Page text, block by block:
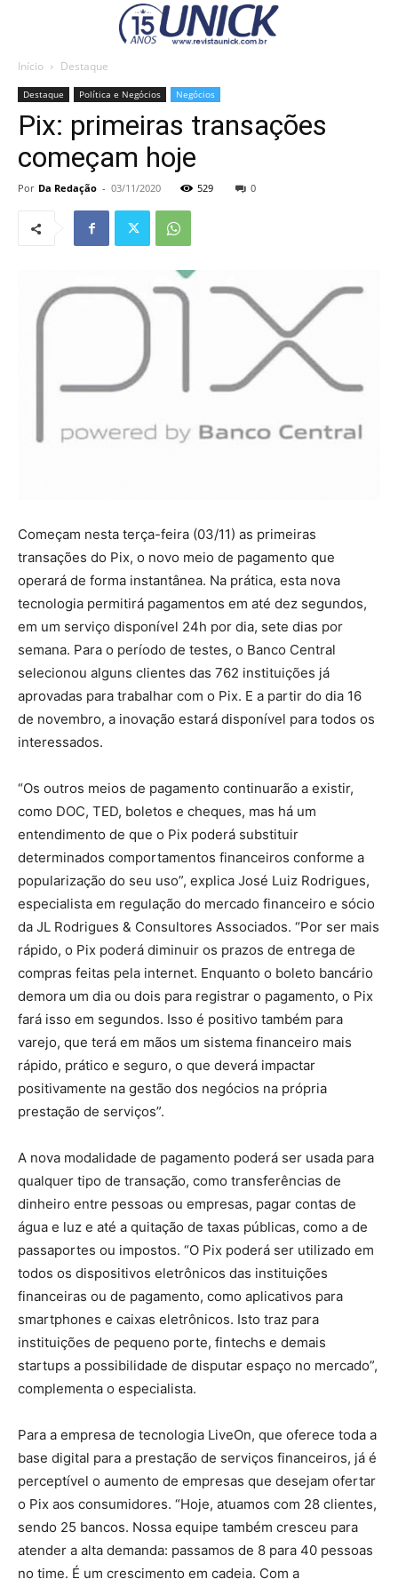
Início Destaque
Destaque Política e Negócios Negócios
Pix: primeiras transações
começam hoje
Por Da Redação - 03/11/2020 529 0
Começam nesta terça-feira (03/11) as primeiras
transações do Pix, o novo meio de pagamento que
operará de forma instantânea. Na prática, esta nova
tecnologia permitirá pagamentos em até dez segundos,
em um serviço disponível 24h por dia, sete dias por
semana. Para o período de testes, o Banco Central
selecionou alguns clientes das 762 instituições já
aprovadas para trabalhar com o Pix. E a partir do dia 16
de novembro, a inovação estará disponível para todos os
interessados.
“Os outros meios de pagamento continuarão a existir,
como DOC, TED, boletos e cheques, mas há um
entendimento de que o Pix poderá substituir
determinados comportamentos financeiros conforme a
popularização do seu uso”, explica José Luiz Rodrigues,
especialista em regulação do mercado financeiro e sócio
da JL Rodrigues & Consultores Associados. “Por ser mais
rápido, o Pix poderá diminuir os prazos de entrega de
compras feitas pela internet. Enquanto o boleto bancário
demora um dia ou dois para registrar o pagamento, o Pix
fará isso em segundos. Isso é positivo também para
varejo, que terá em mãos um sistema financeiro mais
rápido, prático e seguro, o que deverá impactar
positivamente na gestão dos negócios na própria
prestação de serviços”.
A nova modalidade de pagamento poderá ser usada para
qualquer tipo de transação, como transferências de
dinheiro entre pessoas ou empresas, pagar contas de
água e luz e até a quitação de taxas públicas, como a de
passaportes ou impostos. “O Pix poderá ser utilizado em
todos os dispositivos eletrônicos das instituições
financeiras ou de pagamento, como aplicativos para
smartphones e caixas eletrônicos. Isto traz para
instituições de pequeno porte, fintechs e demais
startups a possibilidade de disputar espaço no mercado”,
complementa o especialista.
Para a empresa de tecnologia LiveOn, que oferece toda a
base digital para a prestação de serviços financeiros, já é
perceptível o aumento de empresas que desejam ofertar
o Pix aos consumidores. “Hoje, atuamos com 28 clientes,
sendo 25 bancos. Nossa equipe também cresceu para
atender a alta demanda: passamos de 8 para 40 pessoas
no time. É um crescimento em cadeia. Com a